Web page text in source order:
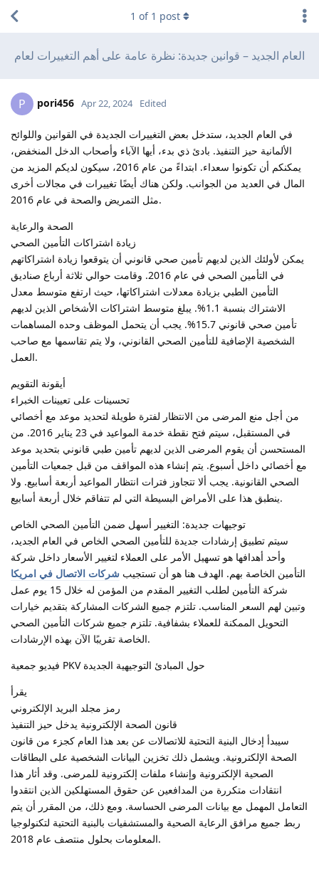
العام الجديد – قوانين جديدة: نظرة عامة على أهم التغييرات لعام
1 of 1 post
P pori456 Apr 22, 2024 Edited
في العام الجديد، ستدخل بعض التغييرات الجديدة في القوانين واللوائح
الألمانية حيز التنفيذ. بادئ ذي بدء، أيها الآباء وأصحاب الدخل المنخفض،
يمكنكم أن تكونوا سعداء. ابتداءً من عام 2016، سيكون لديكم المزيد من
المال في العديد من الجوانب. ولكن هناك أيضًا تغييرات في مجالات أخرى
مثل التمريض والصحة في عام 2016.
الصحة والرعاية
زيادة اشتراكات التأمين الصحي
يمكن لأولئك الذين لديهم تأمين صحي قانوني أن يتوقعوا زيادة اشتراكاتهم
في التأمين الصحي في عام 2016. وقامت حوالي ثلاثة أرباع صناديق
التأمين الطبي بزيادة معدلات اشتراكاتها، حيث ارتفع متوسط ​​معدل
الاشتراك بنسبة 1.1%. يبلغ متوسط ​​اشتراكات الأشخاص الذين لديهم
تأمين صحي قانوني 15.7%. يجب أن يتحمل الموظف وحده المساهمات
الشخصية الإضافية للتأمين الصحي القانوني، ولا يتم تقاسمها مع صاحب
العمل.
أيقونة التقويم
تحسينات على تعيينات الخبراء
من أجل منع المرضى من الانتظار لفترة طويلة لتحديد موعد مع أخصائي
في المستقبل، سيتم فتح نقطة خدمة المواعيد في 23 يناير 2016. من
المستحسن أن يقوم المرضى الذين لديهم تأمين طبي قانوني بتحديد موعد
مع أخصائي داخل أسبوع. يتم إنشاء هذه المواقف من قبل جمعيات التأمين
الصحي القانونية. يجب ألا تتجاوز فترات انتظار المواعيد أربعة أسابيع. ولا
ينطبق هذا على الأمراض البسيطة التي لم تتفاقم خلال أربعة أسابيع.
توجيهات جديدة: التغيير أسهل ضمن التأمين الصحي الخاص
سيتم تطبيق إرشادات جديدة للتأمين الصحي الخاص في العام الجديد،
وأحد أهدافها هو تسهيل الأمر على العملاء لتغيير الأسعار داخل شركة
التأمين الخاصة بهم. الهدف هنا هو أن تستجيب شركات الاتصال في امريكا
شركة التأمين لطلب التغيير المقدم من المؤمن له خلال 15 يوم عمل
وتبين لهم السعر المناسب. تلتزم جميع الشركات المشاركة بتقديم خيارات
التحويل الممكنة للعملاء بشفافية. تلتزم جميع شركات التأمين الصحي
الخاصة تقريبًا الآن بهذه الإرشادات.
فيديو جمعية PKV حول المبادئ التوجيهية الجديدة
يقرأ
رمز مجلد البريد الإلكتروني
قانون الصحة الإلكترونية يدخل حيز التنفيذ
سيبدأ إدخال البنية التحتية للاتصالات عن بعد هذا العام كجزء من قانون
الصحة الإلكترونية. ويشمل ذلك تخزين البيانات الشخصية على البطاقات
الصحية الإلكترونية وإنشاء ملفات إلكترونية للمرضى. وقد أثار هذا
انتقادات متكررة من المدافعين عن حقوق المستهلكين الذين انتقدوا
التعامل المهمل مع بيانات المرضى الحساسة. ومع ذلك، من المقرر أن يتم
ربط جميع مرافق الرعاية الصحية والمستشفيات بالبنية التحتية لتكنولوجيا
المعلومات بحلول منتصف عام 2018.